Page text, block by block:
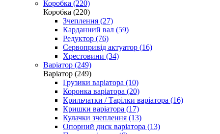
Коробка (220)
Коробка (220)
Зчеплення (27)
Карданний вал (59)
Редуктор (76)
Сервопривід актуатор (16)
Хрестовини (34)
Варіатор (249)
Варіатор (249)
Грузики варіатора (10)
Коронка варіатора (20)
Крильчатки / Тарілки варіатора (16)
Кришки варіатора (17)
Кулачки зчеплення (13)
Опорний диск варіатора (13)